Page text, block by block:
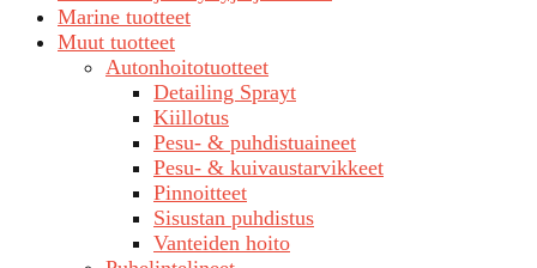
Marine tuotteet
Muut tuotteet
Autonhoitotuotteet
Detailing Sprayt
Kiillotus
Pesu- & puhdistuaineet
Pesu- & kuivaustarvikkeet
Pinnoitteet
Sisustan puhdistus
Vanteiden hoito